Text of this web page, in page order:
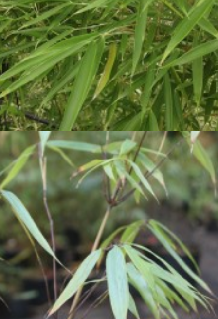
 Aperçu rapide 
Fargesia robusta 'Pingwu'
 
 Ajouter au panier